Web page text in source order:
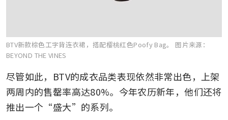
BTV新款棕色工字背连衣裙，搭配樱桃红色Poofy Bag。 图片来源：
BEYOND THE VINES
尽管如此，BTV的成衣品类表现依然非常出色，上架
两周内的售罄率高达80%。今年农历新年，他们还将
推出一个“盛大”的系列。